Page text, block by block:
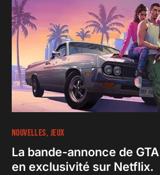
NOUVELLES JEUX
La bande-annonce de
en exclusivité sur Netflix.